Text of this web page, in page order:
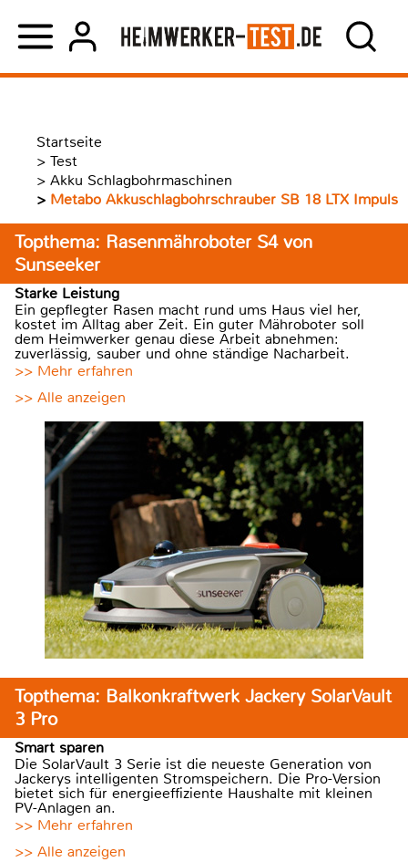
Startseite
> Test
> Akku Schlagbohrmaschinen
> Metabo Akkuschlagbohrschrauber SB 18 LTX Impuls
Topthema: Rasenmähroboter S4 von
Sunseeker
Starke Leistung
Ein gepflegter Rasen macht rund ums Haus viel her,
kostet im Alltag aber Zeit. Ein guter Mähroboter soll
dem Heimwerker genau diese Arbeit abnehmen:
zuverlässig, sauber und ohne ständige Nacharbeit.
>> Mehr erfahren
>> Alle anzeigen
Topthema: Balkonkraftwerk Jackery SolarVault
3 Pro
Smart sparen
Die SolarVault 3 Serie ist die neueste Generation von
Jackerys intelligenten Stromspeichern. Die Pro-Version
bietet sich für energieeffiziente Haushalte mit kleinen
PV-Anlagen an.
>> Mehr erfahren
>> Alle anzeigen